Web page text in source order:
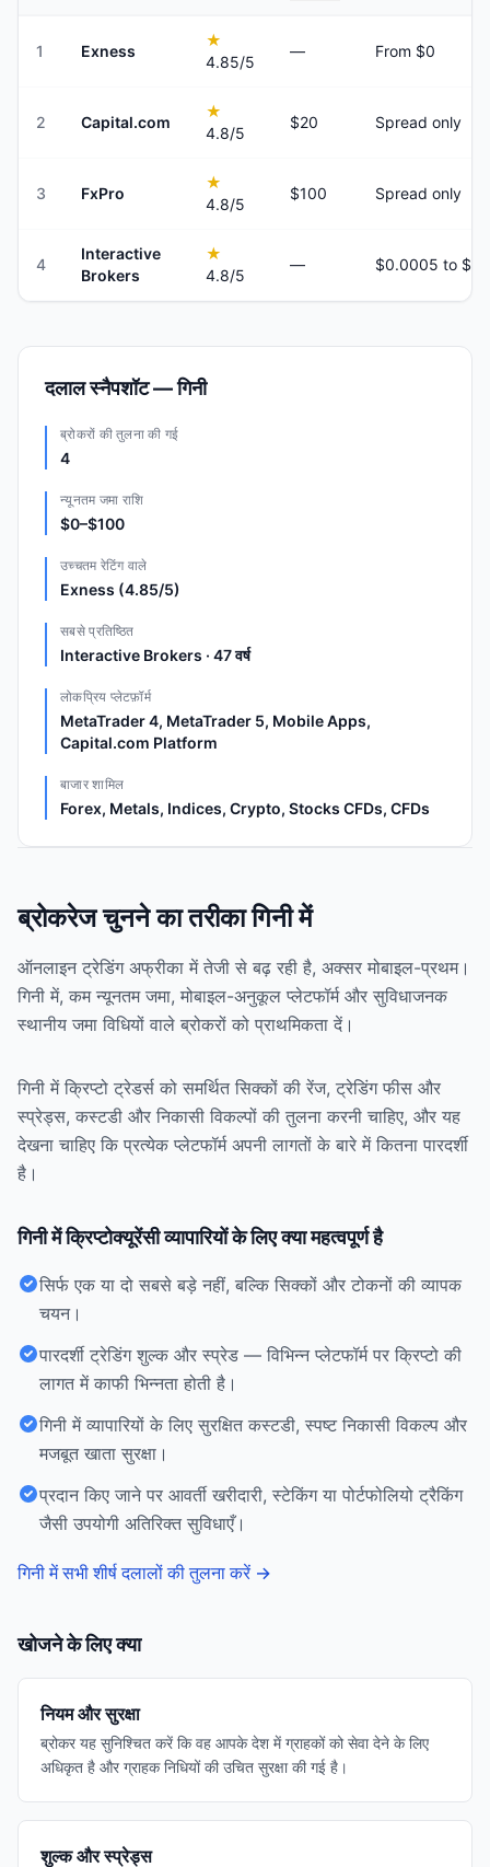
1 Exness
★
4.85/5
— From $0
2 Capital.com
★
4.8/5
$20 Spread only
3 FxPro
★
4.8/5
$100 Spread only
4
Interactive
Brokers
★
4.8/5
—
दलाल स्नैपशॉट — गिनी
ब्रोकरों की तुलना की गई
4
न्यूनतम जमा राशि
$0–$100
उच्चतम रेटिंग वाले
Exness (4.85/5)
सबसे प्रतिष्ठित
Interactive Brokers · 47 वर्ष
लोकप्रिय प्लेटफ़ॉर्म
MetaTrader 4, MetaTrader 5, Mobile Apps,
Capital.com Platform
बाजार शामिल
Forex, Metals, Indices, Crypto, Stocks CFDs, CFDs
ब्रोकरेज चुनने का तरीका गिनी में
ऑनलाइन ट्रेडिंग अफ्रीका में तेजी से बढ़ रही है, अक्सर मोबाइल-प्रथम।
गिनी में, कम न्यूनतम जमा, मोबाइल-अनुकूल प्लेटफॉर्म और सुविधाजनक
स्थानीय जमा विधियों वाले ब्रोकरों को प्राथमिकता दें।
गिनी में क्रिप्टो ट्रेडर्स को समर्थित सिक्कों की रेंज, ट्रेडिंग फीस और
स्प्रेड्स, कस्टडी और निकासी विकल्पों की तुलना करनी चाहिए, और यह
देखना चाहिए कि प्रत्येक प्लेटफॉर्म अपनी लागतों के बारे में कितना पारदर्शी
है।
गिनी में क्रिप्टोक्यूरेंसी व्यापारियों के लिए क्या महत्वपूर्ण है
सिर्फ एक या दो सबसे बड़े नहीं, बल्कि सिक्कों और टोकनों की व्यापक
चयन।
पारदर्शी ट्रेडिंग शुल्क और स्प्रेड — विभिन्न प्लेटफॉर्म पर क्रिप्टो की
लागत में काफी भिन्नता होती है।
गिनी में व्यापारियों के लिए सुरक्षित कस्टडी, स्पष्ट निकासी विकल्प और
मजबूत खाता सुरक्षा।
प्रदान किए जाने पर आवर्ती खरीदारी, स्टेकिंग या पोर्टफोलियो ट्रैकिंग
जैसी उपयोगी अतिरिक्त सुविधाएँ।
गिनी में सभी शीर्ष दलालों की तुलना करें →
खोजने के लिए क्या
नियम और सुरक्षा
ब्रोकर यह सुनिश्चित करें कि वह आपके देश में ग्राहकों को सेवा देने के लिए
अधिकृत है और ग्राहक निधियों की उचित सुरक्षा की गई है।
शुल्क और स्प्रेड्स